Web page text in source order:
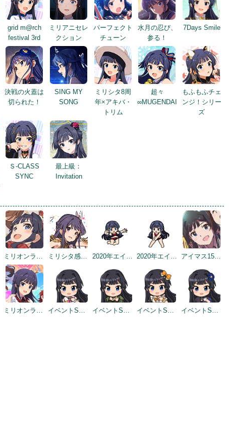
grid m@rch
festival 3rd
ミリアニセレ
クション
パーフェクト
チューン
水月の忍び、
参る！
7Days Smile
決戦の火蓋は
切られた！
SING MY
SONG
ミリシタ8周
年×アキバ・
トリム
超々
∞MUGENDAI
もふもふチェ
ンジ！シリー
ズ
Ｓ-CLASS
SYNC
最上級：
Invitation
ミリオンライブ7周年記念イラスト（トップ画面） ミリシタ感謝祭2019～2020 2020年エイプリルフールネタ 2020年エイプリルフールネタ アイマス15周年記念
ミリオンライブ10周年記念トップ画面 イベントSD #7 イベントSD #10 イベントSD #370 イベントSD #379